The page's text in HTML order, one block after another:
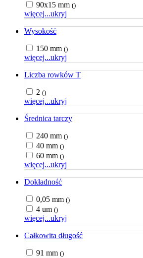
90x15 mm ()
więcej...ukryj
Wysokość
150 mm ()
więcej...ukryj
Liczba rowków T
2 ()
więcej...ukryj
Średnica tarczy
240 mm ()
40 mm ()
60 mm ()
więcej...ukryj
Dokładność
0,05 mm ()
4 um ()
więcej...ukryj
Całkowita długość
91 mm ()